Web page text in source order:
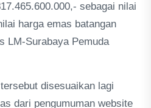
sebagai nilai
harga emas batangan
LM-Surabaya Pemuda
disesuaikan lagi
dari pengumuman website